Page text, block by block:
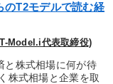
のT2モデルで読む経
Model.i代表取締役)
株式相場に何が待
株式相場と企業を取